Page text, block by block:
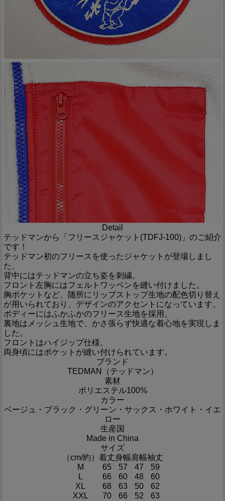
Detail
テッドマンから「フリースジャケット(TDFJ-100)」のご紹介
です！
テッドマン初のフリースを使ったジャケットが登場しまし
た。
背中にはテッドマンの立ち姿を刺繍。
フロント左胸にはフェルトワッペンを縫い付けました。
胸ポケットなど、随所にリップストップ生地の配色切り替え
が用いられており、デザインのアクセントになっています。
ボディーにはふかふかのフリース生地を採用。
裏地はメッシュ生地で、かさ張らず快適な着心地を実現しま
した。
フロントはハイジップ仕様。
両身頃にはポケットが縫い付けられています。
ブランド
TEDMAN（テッドマン）
素材
ポリエステル100%
カラー
ベージュ・ブラック・グリーン・サックス・ホワイト・イエ
ロー
生産国
Made in China
サイズ
（cm/約） 着丈身幅肩幅袖丈
M
65 57 47
59
L
66 60 48
60
XL
68 63 50
62
XXL
70 66 52 63